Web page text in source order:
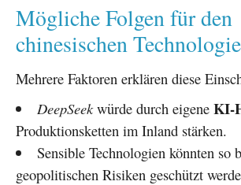
Mögliche Folgen für den
chinesischen
Mehrere Faktoren erklären diese
DeepSeekwürde durch eigene KI-
Produktionsketten im Inland stärken.
Sensible Technologien könnten so
geopolitischen Risiken geschützt